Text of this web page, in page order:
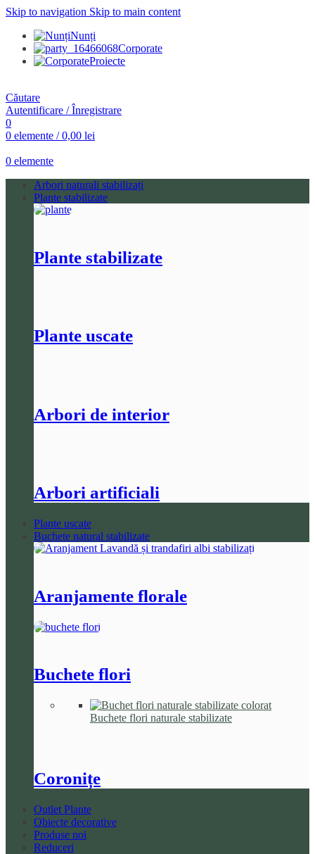
Skip to navigation Skip to main content
Nunți
Corporate
Proiecte
Căutare
Autentificare / Înregistrare
0
0 elemente / 0,00 lei
0 elemente
Arbori naturali stabilizați
Plante stabilizate
Plante stabilizate
Plante uscate
Arbori de interior
Arbori artificiali
Plante uscate
Buchete natural stabilizate
Aranjamente florale
Buchete flori
Buchete flori naturale stabilizate
Coronițe
Outlet Plante
Obiecte decorative
Produse noi
Reduceri